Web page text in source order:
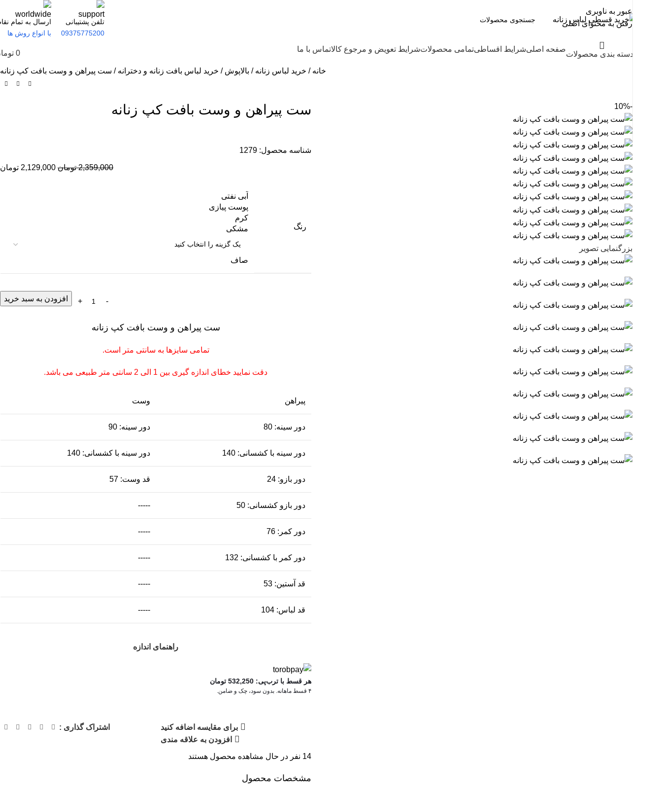
عبور به ناوبری
رفتن به محتوای اصلی
تلفن پشتیبانی
09375775200
ارسال به تمام
با انواع روش ها
دسته بندی محصولات
صفحه اصلیشرایط اقساطیتمامی محصولاتشرایط تعویض و مرجوع کالاتماس با ما 0
خانه خرید لباس زنانه بالاپوش خرید لباس بافت زنانه و دخترانه ست پیراهن و وست بافت کپ‌ زنانه
-10%
بزرگنمایی تصویر
ست پیراهن و وست بافت کپ‌ زنانه
شناسه محصول: 1279
2,359,000 تومان 2,129,000 تومان
رنگ
آبی نفتی
پوست پیازی
کرم
مشکی
صاف
افزودن به سبد خرید
ست پیراهن و وست بافت کپ‌ زنانه
تمامی سایزها به سانتی متر است.
دقت نمایید خطای اندازه گیری بین 1 الی 2 سانتی متر طبیعی می باشد.
پیراهن وست
دور سینه: 80 دور سینه: 90
دور سینه با کشسانی: 140 دور سینه با کشسانی: 140
دور بازو: 24 قد وست: 57
دور بازو کشسانی: 50 -----
دور کمر: 76 -----
دور کمر با کشسانی: 132 -----
قد آستین: 53 -----
قد لباس: 104 -----
راهنمای اندازه
هر قسط با ترب‌پی: 532,250 تومان
۴ قسط ماهانه. بدون سود، چک و ضامن.
برای مقایسه اضافه کنید
افزودن به علاقه مندی
اشتراک گذاری :
14 نفر در حال مشاهده محصول هستند
مشخصات محصول